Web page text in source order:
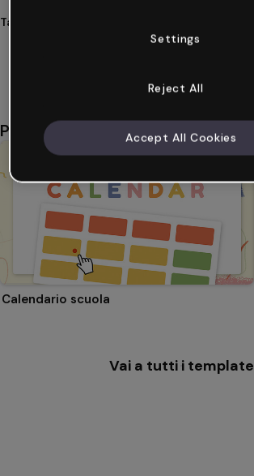
Tags
eventi
Potrebbe piacerti anche
Calendario scuola
Vai a tutti i template
Settings
Reject All
Accept All Cookies